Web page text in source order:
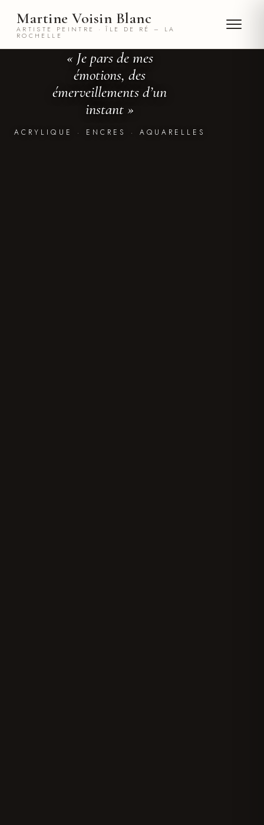
Martine Voisin Blanc — Artiste
Martine Voisin Blanc
ARTISTE PEINTRE · ÎLE DE RÉ – LA
ROCHELLE
« Je pars de mes
émotions, des
émerveillements d’un
instant »
ACRYLIQUE · ENCRES · AQUARELLES